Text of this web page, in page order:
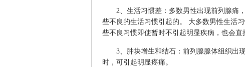
2、生活习惯差：多数男性出现前列腺痛，
些不良的生活习惯引起的。 大多数男性生活
些不良习惯即使暂时不引起明显疾病，也会
3、肿块增生和结石：前列腺腺体组织出现
时，可引起明显疼痛。